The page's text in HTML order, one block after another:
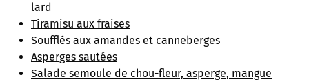
lard
Tiramisu aux fraises
Soufflés aux amandes et canneberges
Asperges sautées
Salade semoule de chou-fleur, asperge, mangue